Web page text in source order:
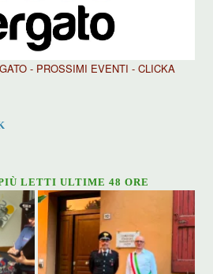
- PROSSIMI EVENTI - CLICKA
LETTI ULTIME 48 ORE